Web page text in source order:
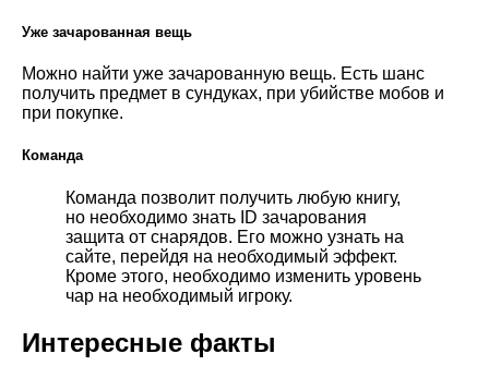
Уже зачарованная вещь
Можно найти уже зачарованную вещь. Есть шанс
получить предмет в сундуках, при убийстве мобов и
при покупке.
Команда
Команда позволит получить любую книгу,
но необходимо знать ID зачарования
защита от снарядов. Его можно узнать на
сайте, перейдя на необходимый эффект.
Кроме этого, необходимо изменить уровень
чар на необходимый игроку.
Интересные факты